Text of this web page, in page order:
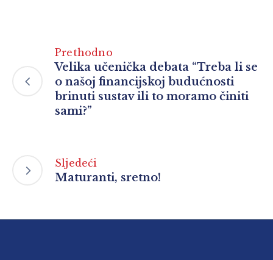
Prethodno
Velika učenička debata “Treba li se
o našoj financijskoj budućnosti
brinuti sustav ili to moramo činiti
sami?”
Sljedeći
Maturanti, sretno!